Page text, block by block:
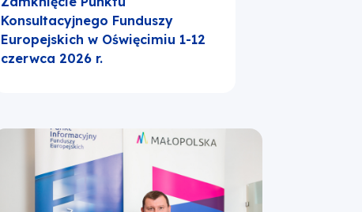
Konsultacyjnego Funduszy
Europejskich w Oświęcimiu 1-12
czerwca 2026 r.